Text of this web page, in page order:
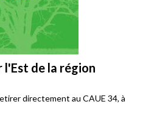
l'Est de la région
directement au CAUE 34, à